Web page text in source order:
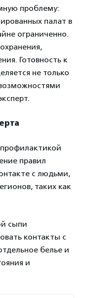
проблему:
палат в
ограниченно.
Готовность к
не только
правил
с людьми,
таких как
сыпи
контакты с
белье и
и